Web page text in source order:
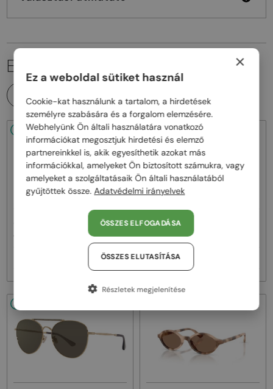
EZ IS ÉRDEKELHET
48/72
Napszemüvegek
JC4012 - 300613 - 60
48/72
Jimmy Choo
JC4012 - 300620 - 60
58 000 Ft
×
Ez a weboldal sütiket használ
Cookie-kat használunk a tartalom, a hirdetések
személyre szabására és a forgalom elemzésére.
Webhelyünk Ön általi használatára vonatkozó
információkat megosztjuk hirdetési és elemző
partnereinkkel is, akik egyesíthetik azokat más
információkkal, amelyeket Ön biztosított számukra, vagy
amelyeket a szolgáltatásaik Ön általi használatából
gyűjtöttek össze.Adatvédelmi irányelvek
ÖSSZES ELFOGADÁSA
ÖSSZES ELUTASÍTÁSA
Részletek megjelenítése